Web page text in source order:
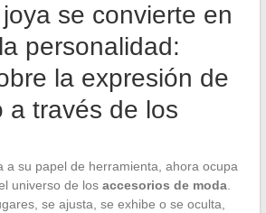
se convierte en
personalidad:
la expresión de
a través de los
a su papel de herramienta, ahora ocupa
universo de los accesorios de moda.
se ajusta, se exhibe o se oculta,